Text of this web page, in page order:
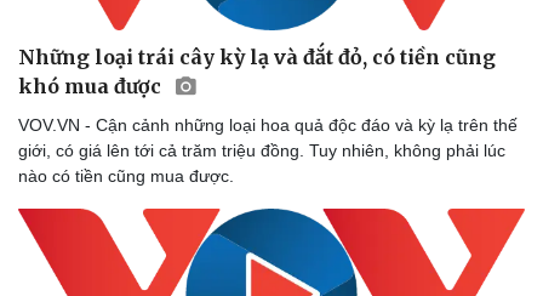
Doanh nhân
Những loại trái cây kỳ lạ và đắt đỏ, có tiền cũng
khó mua được
VOV.VN - Cận cảnh những loại hoa quả độc đáo và kỳ lạ trên thế
giới, có giá lên tới cả trăm triệu đồng. Tuy nhiên, không phải lúc
nào có tiền cũng mua được.